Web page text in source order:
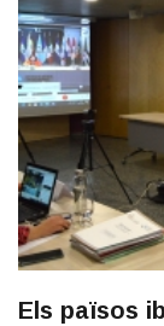
Els països